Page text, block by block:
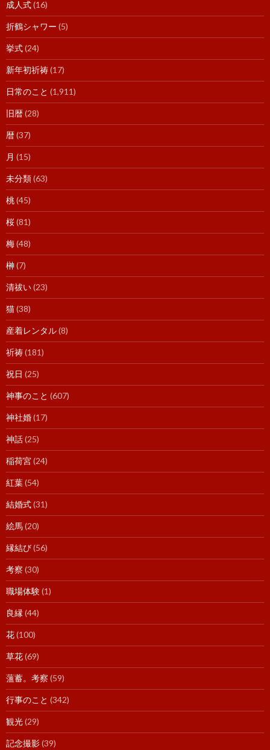
成人式(16)
折鶴シャワー (5)
挙式(24)
新年初祈祷(17)
日常のこと (1,911)
旧暦(28)
暦(37)
月 (15)
未分類(63)
桃(45)
桜(81)
梅(48)
榊(7)
清祓い(23)
猫(38)
産着レンタル(8)
祈祷(181)
祝日 (25)
神事のこと (607)
神社婚(17)
神話(25)
稲荷宮(24)
紅葉(54)
結婚式(31)
絵馬(20)
縁結び(56)
考察 (30)
職場体験(1)
良縁 (44)
花(100)
草花(69)
薀蓄。考察 (59)
行事のこと (342)
観光(29)
記念撮影(39)